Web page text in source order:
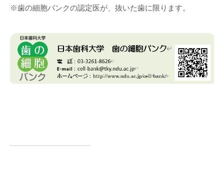
※歯の細胞バンクの認定医が、抜いた歯に限ります。